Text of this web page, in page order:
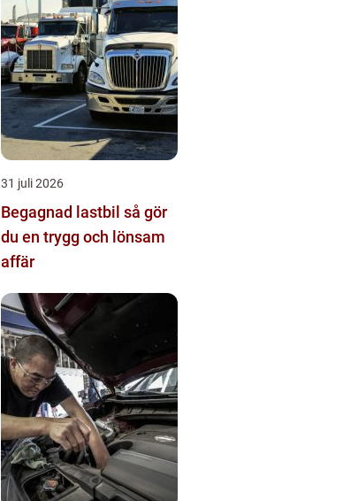
31 juli 2026
Begagnad lastbil så gör
du en trygg och lönsam
affär